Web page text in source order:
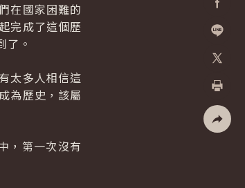
加入好
列印
在國家困難的
完成了這個歷
了。
太多人相信這
為歷史，該屬
，第一次沒有